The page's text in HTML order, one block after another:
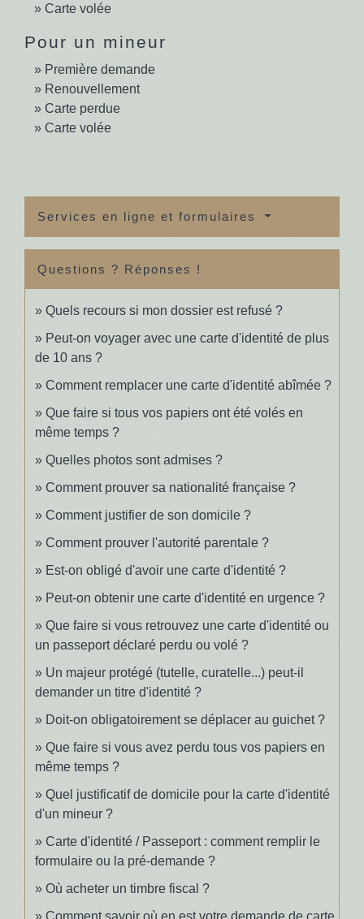
Carte volée
Pour un mineur
Première demande
Renouvellement
Carte perdue
Carte volée
Services en ligne et formulaires
Questions ? Réponses !
Quels recours si mon dossier est refusé ?
Peut-on voyager avec une carte d'identité de plus
de 10 ans ?
Comment remplacer une carte d'identité abîmée ?
Que faire si tous vos papiers ont été volés en
même temps ?
Quelles photos sont admises ?
Comment prouver sa nationalité française ?
Comment justifier de son domicile ?
Comment prouver l'autorité parentale ?
Est-on obligé d'avoir une carte d'identité ?
Peut-on obtenir une carte d'identité en urgence ?
Que faire si vous retrouvez une carte d'identité ou
un passeport déclaré perdu ou volé ?
Un majeur protégé (tutelle, curatelle...) peut-il
demander un titre d'identité ?
Doit-on obligatoirement se déplacer au guichet ?
Que faire si vous avez perdu tous vos papiers en
même temps ?
Quel justificatif de domicile pour la carte d'identité
d'un mineur ?
Carte d'identité / Passeport : comment remplir le
formulaire ou la pré-demande ?
Où acheter un timbre fiscal ?
Comment savoir où en est votre demande de carte